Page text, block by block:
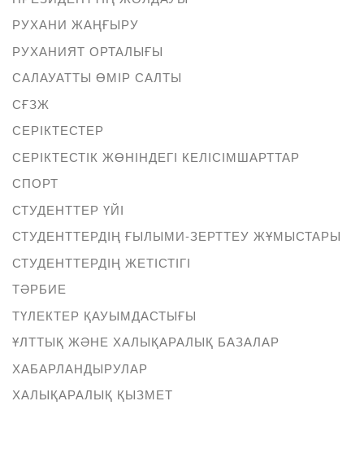
РУХАНИ ЖАҢҒЫРУ
РУХАНИЯТ ОРТАЛЫҒЫ
САЛАУАТТЫ ӨМІР САЛТЫ
СҒЗЖ
СЕРІКТЕСТЕР
СЕРІКТЕСТІК ЖӨНІНДЕГІ КЕЛІСІМШАРТТАР
СПОРТ
СТУДЕНТТЕР ҮЙІ
СТУДЕНТТЕРДІҢ ҒЫЛЫМИ-ЗЕРТТЕУ ЖҰМЫСТАРЫ
СТУДЕНТТЕРДІҢ ЖЕТІСТІГІ
ТӘРБИЕ
ТҮЛЕКТЕР ҚАУЫМДАСТЫҒЫ
ҰЛТТЫҚ ЖӘНЕ ХАЛЫҚАРАЛЫҚ БАЗАЛАР
ХАБАРЛАНДЫРУЛАР
ХАЛЫҚАРАЛЫҚ ҚЫЗМЕТ